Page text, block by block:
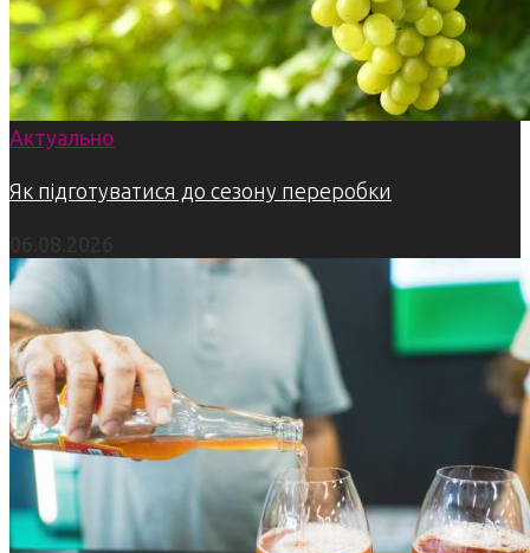
Актуально
Як підготуватися до сезону переробки